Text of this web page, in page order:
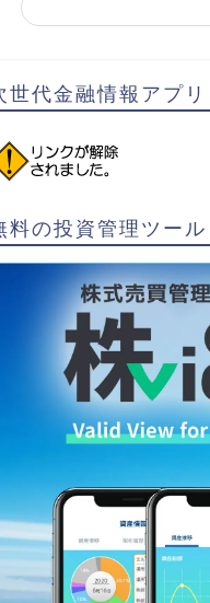
世代金融情報アプリ
料の投資管理ツール